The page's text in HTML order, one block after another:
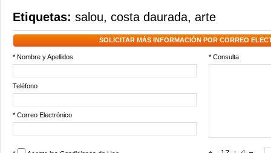
Etiquetas: salou, costa daurada, arte
SOLICITAR MÁS INFORMACIÓN POR CORREO
* Nombre y Apellidos * Consulta
Teléfono
* Correo Electrónico